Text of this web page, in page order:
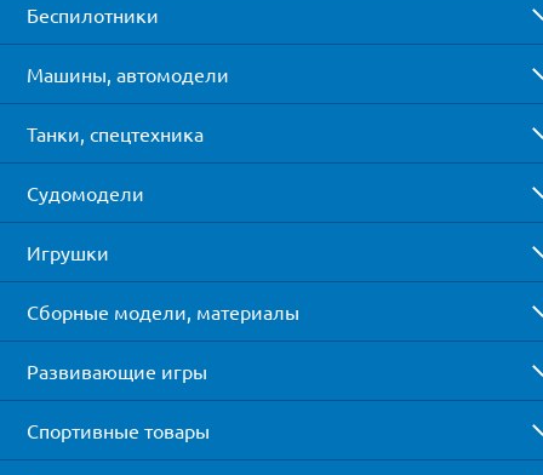
Беспилотники
Машины, автомодели
Танки, спецтехника
Судомодели
Игрушки
Сборные модели, материалы
Развивающие игры
Спортивные товары